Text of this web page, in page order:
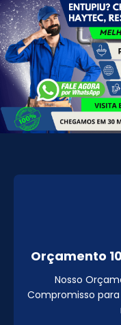
Orçamento
Nosso
Compromisso